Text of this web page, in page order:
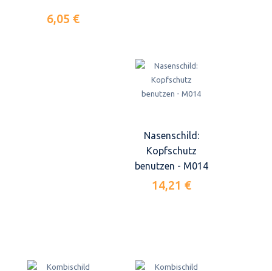
6,05 €
Nasenschild:
Kopfschutz
benutzen - M014
14,21 €